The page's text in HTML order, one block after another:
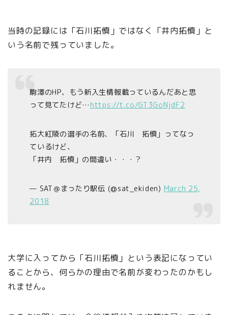
当時の記録には「石川拓慎」ではなく「井内拓慎」と
いう名前で残っていました。
駒澤のHP、もう新入生情報載っているんだあと思
って見てたけど…https://t.co/GT3GoNjdF2
拓大紅陵の選手の名前、「石川 拓慎」ってなっ
ているけど、
「井内 拓慎」の間違い・・・？
— SAT＠まったり駅伝 (@sat_ekiden) March 25,
2018
大学に入ってから「石川拓慎」という表記になってい
ることから、何らかの理由で名前が変わったのかもし
れません。